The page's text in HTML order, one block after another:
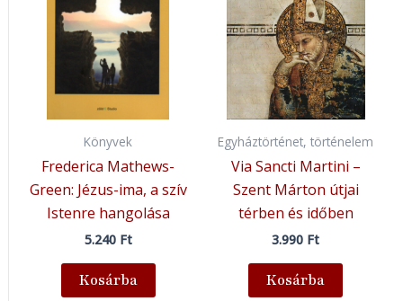
Könyvek
Frederica Mathews-
Green: Jézus-ima, a szív
Istenre hangolása
5.240 Ft
Kosárba
Egyháztörténet, történelem
Via Sancti Martini –
Szent Márton útjai
térben és időben
3.990 Ft
Kosárba